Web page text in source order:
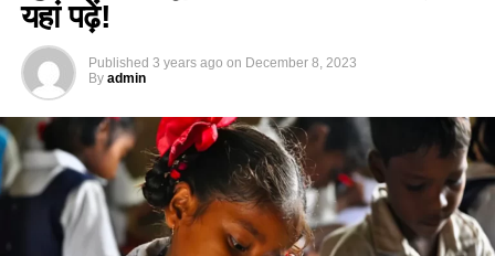
प्रश्न—Home and Shelter Based Important
MCQ For CTET Exam 2024
Q.1 कोई पक्षी पेड़ की ऊँची डाल पर अपना घोंसला बनाता है। यह पक्षी हो
सकता है | / A bird builds its nest at the top of the tree. It
can be a bird.
(a) शकरखोरा / sugar cane
(b) कलचिडी / Kalchidi
यहां पढ़ें!
Published 3 years ago on December 8, 2023
By admin